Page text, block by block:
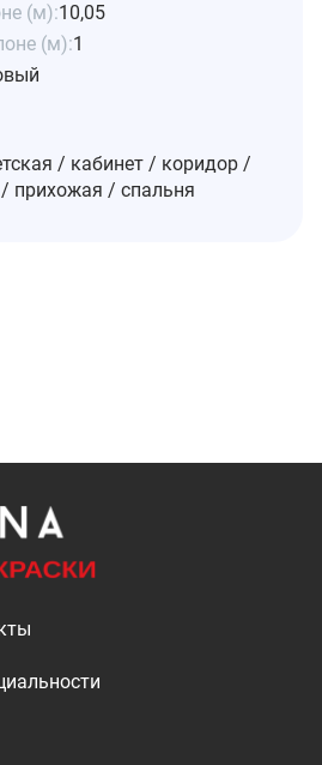
(м):10,05
(м):1
/ кабинет / коридор /
прихожая / спальня